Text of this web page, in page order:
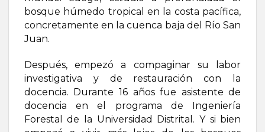
bosque húmedo tropical en la costa pacífica,
concretamente en la cuenca baja del Río San
Juan.
Después, empezó a compaginar su labor
investigativa y de restauración con la
docencia. Durante 16 años fue asistente de
docencia en el programa de Ingeniería
Forestal de la Universidad Distrital. Y si bien